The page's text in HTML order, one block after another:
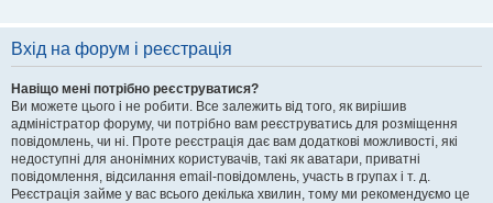
Вхід на форум і реєстрація
Навіщо мені потрібно реєструватися?
Ви можете цього і не робити. Все залежить від того, як вирішив
адміністратор форуму, чи потрібно вам реєструватись для розміщення
повідомлень, чи ні. Проте реєстрація дає вам додаткові можливості, які
недоступні для анонімних користувачів, такі як аватари, приватні
повідомлення, відсилання email-повідомлень, участь в групах і т. д.
Реєстрація займе у вас всього декілька хвилин, тому ми рекомендуємо це